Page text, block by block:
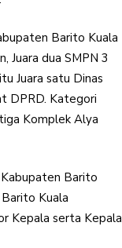
Barito Kuala
Juara dua SMPN 3
Juara satu Dinas
DPRD. Kategori
Komplek Alya
Barito
Kuala
Kepala serta Kepala